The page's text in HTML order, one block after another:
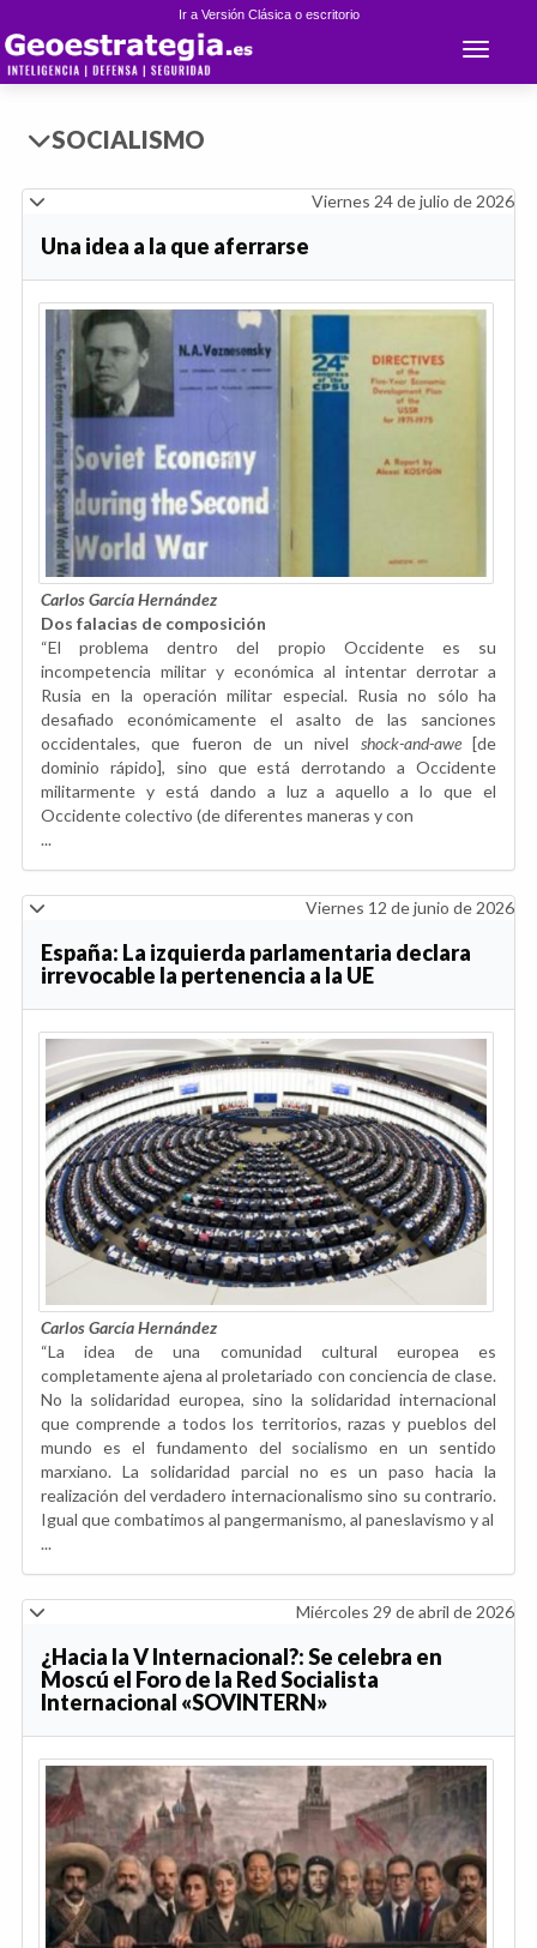
Ir a Versión Clásica o escritorio
Toggle
SOCIALISMO
Viernes 24 de julio de 2026
Una idea a la que aferrarse
Carlos García Hernández
Dos falacias de composición
“El problema dentro del propio Occidente es su
incompetencia militar y económica al intentar derrotar a
Rusia en la operación militar especial. Rusia no sólo ha
desafiado económicamente el asalto de las sanciones
occidentales, que fueron de un nivel shock-and-awe[de
dominio rápido], sino que está derrotando a Occidente
militarmente y está dando a luz a aquello a lo que el
Occidente colectivo (de diferentes maneras y con
...
Viernes 12 de junio de 2026
España: La izquierda parlamentaria declara
irrevocable la pertenencia a la UE
Carlos García Hernández
“La idea de una comunidad cultural europea es
completamente ajena al proletariado con conciencia de clase.
No la solidaridad europea, sino la solidaridad internacional
que comprende a todos los territorios, razas y pueblos del
mundo es el fundamento del socialismo en un sentido
marxiano. La solidaridad parcial no es un paso hacia la
realización del verdadero internacionalismo sino su contrario.
Igual que combatimos al pangermanismo, al paneslavismo y al
...
Miércoles 29 de abril de 2026
¿Hacia la V Internacional?: Se celebra en
Moscú el Foro de la Red Socialista
Internacional «SOVINTERN»